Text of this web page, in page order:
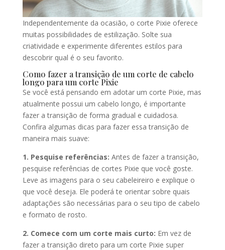
Independentemente da ocasião, o corte Pixie oferece
muitas possibilidades de estilização. Solte sua
criatividade e experimente diferentes estilos para
descobrir qual é o seu favorito.
Como fazer a transição de um corte de cabelo
longo para um corte Pixie
Se você está pensando em adotar um corte Pixie, mas
atualmente possui um cabelo longo, é importante
fazer a transição de forma gradual e cuidadosa.
Confira algumas dicas para fazer essa transição de
maneira mais suave:
1. Pesquise referências: Antes de fazer a transição,
pesquise referências de cortes Pixie que você goste.
Leve as imagens para o seu cabeleireiro e explique o
que você deseja. Ele poderá te orientar sobre quais
adaptações são necessárias para o seu tipo de cabelo
e formato de rosto.
2. Comece com um corte mais curto: Em vez de
fazer a transição direto para um corte Pixie super